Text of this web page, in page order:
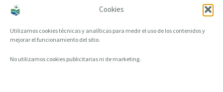
Cookies
Utilizamos cookies técnicas y analíticas para medir el uso de los contenidos y
mejorar el funcionamiento del sitio.
No utilizamos cookies publicitarias ni de marketing.